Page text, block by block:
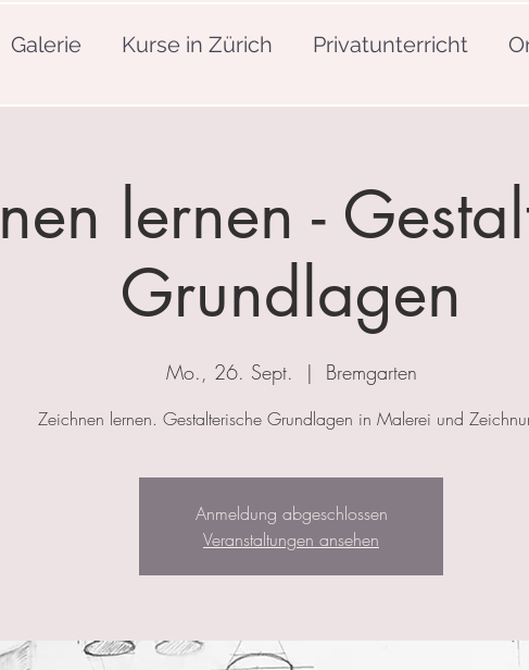
Galerie Kurse in Zürich Privatunterricht
lernen -
Grundlagen
Mo., 26. Sept.
  |
Bremgarten
Zeichnen lernen. Gestalterische Grundlagen in Malerei und
Anmeldung abgeschlossen
Veranstaltungen ansehen